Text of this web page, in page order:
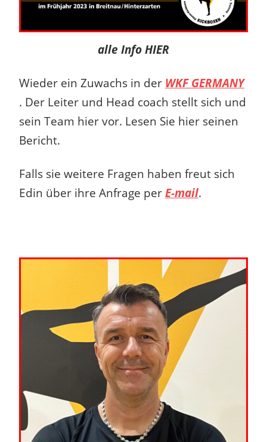
alle Info HIER
Wieder ein Zuwachs in der WKF GERMANY
. Der Leiter und Head coach stellt sich und
sein Team hier vor. Lesen Sie hier seinen
Bericht.
Falls sie weitere Fragen haben freut sich
Edin über ihre Anfrage per E-mail.